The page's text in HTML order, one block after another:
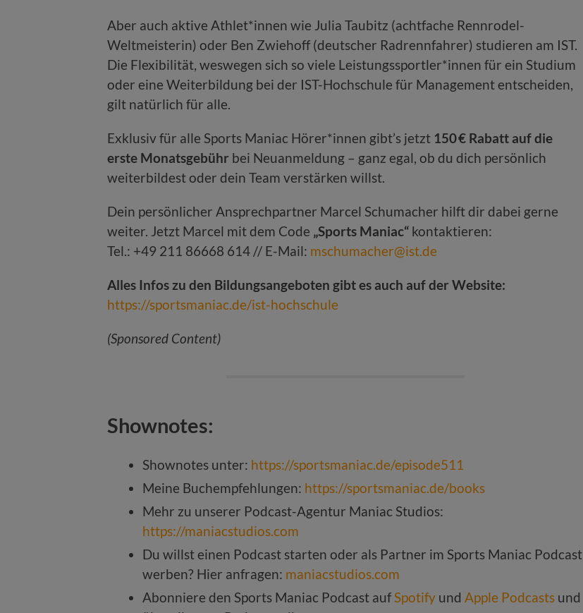
Aber auch aktive Athlet*innen wie Julia Taubitz (achtfache Rennrodel-
Weltmeisterin) oder Ben Zwiehoff (deutscher Radrennfahrer) studieren am IST.
Die Flexibilität, weswegen sich so viele Leistungssportler*innen für ein Studium
oder eine Weiterbildung bei der IST-Hochschule für Management entscheiden,
gilt natürlich für alle.
Exklusiv für alle Sports Maniac Hörer*innen gibt’s jetzt 150 € Rabatt auf die
erste Monatsgebühr bei Neuanmeldung – ganz egal, ob du dich persönlich
weiterbildest oder dein Team verstärken willst.
Dein persönlicher Ansprechpartner Marcel Schumacher hilft dir dabei gerne
weiter. Jetzt Marcel mit dem Code „Sports Maniac“ kontaktieren:
Tel.: +49 211 86668 614 // E-Mail: mschumacher@ist.de
Alles Infos zu den Bildungsangeboten gibt es auch auf der Website:
https://sportsmaniac.de/ist-hochschule
(Sponsored Content)
Shownotes:
Shownotes unter: https://sportsmaniac.de/episode511
Meine Buchempfehlungen: https://sportsmaniac.de/books
Mehr zu unserer Podcast-Agentur Maniac Studios:
https://maniacstudios.com
Du willst einen Podcast starten oder als Partner im Sports Maniac Podcast
werben? Hier anfragen: maniacstudios.com
Abonniere den Sports Maniac Podcast aufSpotify und Apple Podcasts und